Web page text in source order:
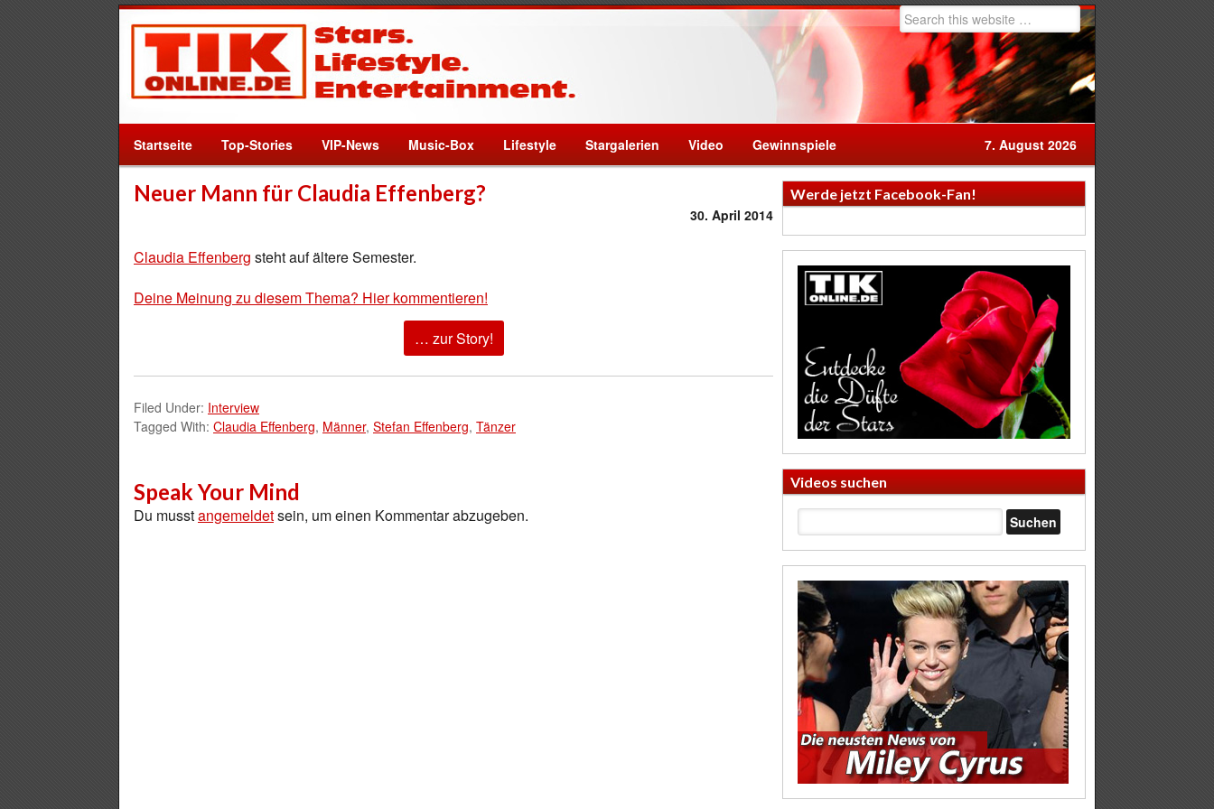
Startseite Top-Stories VIP-News Music-Box Lifestyle Stargalerien Video Gewinnspiele 7. August 2026
Neuer Mann für Claudia Effenberg?
30. April 2014
Claudia Effenberg steht auf ältere Semester.
Deine Meinung zu diesem Thema? Hier kommentieren!
… zur Story!
Filed Under: Interview
Tagged With: Claudia Effenberg, Männer, Stefan Effenberg, Tänzer
Speak Your Mind
Du musstangemeldetsein, um einen Kommentar abzugeben.
Werde jetzt Facebook-Fan!
Videos suchen